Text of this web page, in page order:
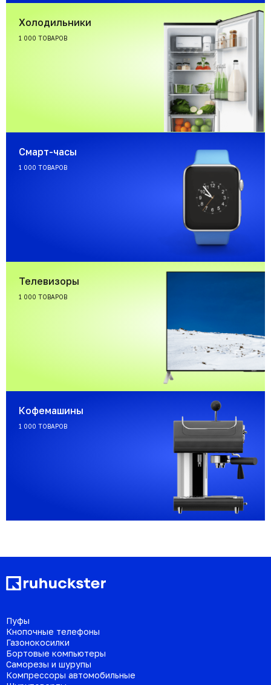
Холодильники
1 000 ТОВАРОВ
Смарт-часы
1 000 ТОВАРОВ
Телевизоры
1 000 ТОВАРОВ
Кофемашины
1 000 ТОВАРОВ
Пуфы
Кнопочные телефоны
Газонокосилки
Бортовые компьютеры
Саморезы и шурупы
Компрессоры автомобильные